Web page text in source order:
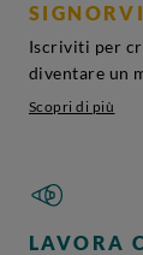
Iscriviti per
diventare un
Scopri di più
LAVORA